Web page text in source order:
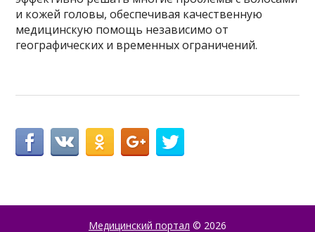
и кожей головы, обеспечивая качественную
медицинскую помощь независимо от
географических и временных ограничений.
Медицинский портал © 2026